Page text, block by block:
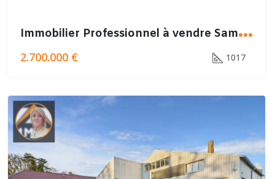
I
mmobilier Professionnel à vendre Samoëns
2.700.000 € 1017